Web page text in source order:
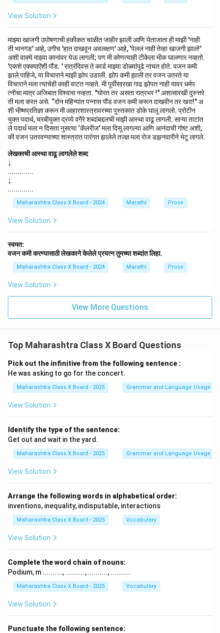
View Solution
माझ्या खाजगी उपोषणाची हकीकत चाळीत जाहीर झाली आणि येताजाता ही माझी 'नाही
ती भानगड' आहे, उगीच 'हात दाखवून अवलक्षण' आहे, 'पेललं नाही तेव्हा खाजगी झालं!'
अशी वाक्ये माझ्या कानांवर येऊ लागली; पण मी कोणत्याही टीकेला भीक घालणार नव्हतो.
'एकशे एक्क्याऐंशी पौंड. ' रात्रंदिवस ते कार्ड माझ्या डोळ्यांपुढे नाचत होते. वजन कमी
झाले पाहिजे, या विचाराने माझी झोप उडाली. झोप कमी झाली तर वजन उतरते या
विचाराने मला त्याचेही काही वाटत नव्हते. मी पूर्वीसारखा गाढ झोपत नाही यावर धर्मप
त्नीचा मात्र अजिबात विश्वास नव्हता. "घोरत तर असता रात्रभर !" अशासारखी दुरुत्तरे
ती मला करत असे. “दोन महिन्यांत पन्नास पौंड वजन कमी करून दाखवीन तर खरा!" अ
शी भीष्मप्रतिज्ञा करून मी आहारशास्त्रावरच्या पुस्तकात डोके घालू लागलो. प्रोटीन
युक्त पदार्थ, चरबीयुक्त द्रव्ये वगैरे शब्दांबद्दलची माझी आस्था वाढू लागली. साऱ्या ताटांत
ले पदार्थ मला न दिसता नुसत्या ‘कॅलरीज' मला दिसू लागल्या आणि आनंदाची गोष्ट अशी,
की वजन उतरवण्याच्या शास्त्रात पारंगत झालेले तज्ज्ञ मला रोज डझनवारीने भेटू लागले.
लेखकाची आस्था वाढू लागलेले शब्द
\d
w
na
rr
↓
.............
\d
o
↓
.............
Maharashtra Class X Board - 2024 Marathi Prose
View Solution
स्वमत:
वजन कमी करण्यासाठी लेखकाने केलेले प्रयत्न तुमच्या शब्दांत लिहा.
Maharashtra Class X Board - 2024 Marathi Prose
View Solution
View More Questions
Top Maharashtra Class X Board Questions
Pick out the infinitive from the following sentence :
He was asking to go for the concert.
Maharashtra Class X Board - 2025 Grammar and Language Usage
View Solution
Identify the type of the sentence:
Get out and wait in the yard.
Maharashtra Class X Board - 2025 Grammar and Language Usage
View Solution
Arrange the following words in alphabetical order:
inventions, inequality, indisputable, interactions
Maharashtra Class X Board - 2025 Vocabulary
View Solution
Complete the word chain of nouns:
Podium, m .........., .........., .........., ..........
Maharashtra Class X Board - 2025 Vocabulary
View Solution
Punctuate the following sentence: